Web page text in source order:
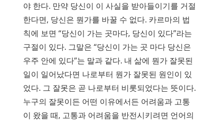
야 한다. 만약 당신이 이 사실을 받아들이기를 거절
한다면, 당신은 뭔가를 바꿀 수 없다. 카르마의 법
칙에 보면 “당신이 가는 곳마다, 당신이 있다”라는
구절이 있다. 그말은 “당신이 가는 곳 마다 당신은
우주 안에 있다”는 말과 같다. 내 삶에 뭔가 잘못된
일이 일어났다면 나로부터 뭔가 잘못된 원인이 있
었다. 그 잘못은 곧 나로부터 비롯되었다는 뜻이다.
누구의 잘못이든 어떤 이유에서든 어려움과 고통
이 왔을 때, 고통과 어려움을 반전시키려면 언어의